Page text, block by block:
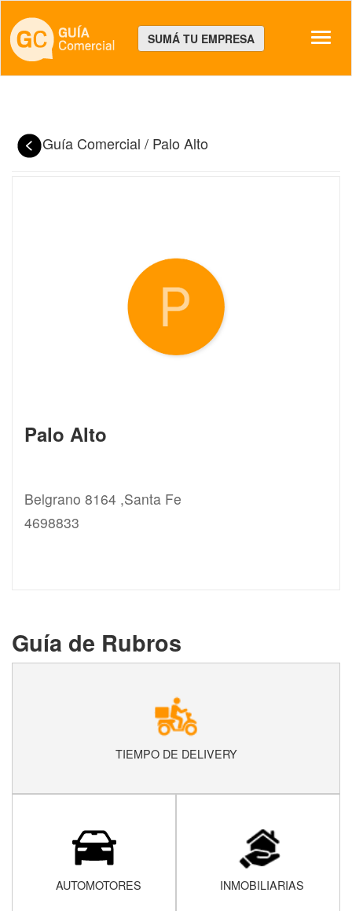
SUMÁ TU EMPRESA
Guía Comercial / Palo Alto
Palo Alto
Belgrano 8164 ,Santa Fe
4698833
Guía de Rubros
TIEMPO DE DELIVERY
AUTOMOTORES INMOBILIARIAS